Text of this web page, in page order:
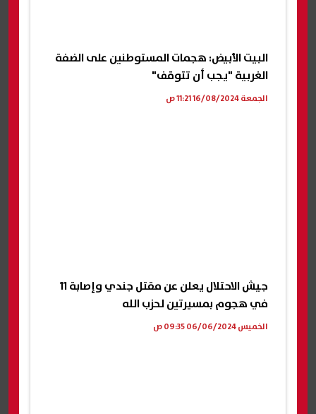
البيت الأبيض: هجمات المستوطنين على الضفة
الغربية "يجب أن تتوقف"
الجمعة 16/08/2024 11:21 ص
جيش الاحتلال يعلن عن مقتل جندي وإصابة 11
في هجوم بمسيرتين لحزب الله
الخميس 06/06/2024 09:35 ص